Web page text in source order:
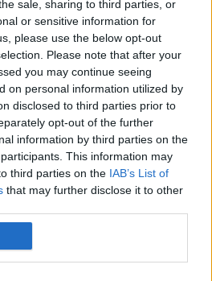
sale, sharing to third parties, or
or sensitive information for
please use the below opt-out
Please note that after your
you may continue seeing
on personal information utilized by
disclosed to third parties prior to
opt-out of the further
information by third parties on the
This information may
third parties on the IAB’s List of
that may further disclose it to other
ότι αυτή η σχεδιαζόμενη
ταχείας ενίσχυσης των
από την Κίνα χωρίς
των σκοπών της
δήλωσε η Γουόνγκ σε
Τύπου στην
Σούβα.
δήλωσε ότι έλαβε
του πυραύλου και
την κίνηση.
ανησυχία μας για την